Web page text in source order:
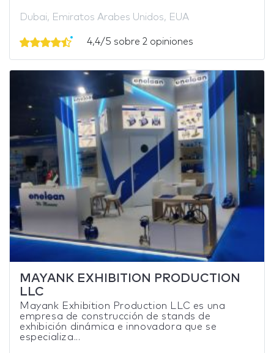
Dubai, Emiratos Arabes Unidos, EUA
4,4/5 sobre 2 opiniones
MAYANK EXHIBITION PRODUCTION
LLC
Mayank Exhibition Production LLC es una
empresa de construcción de stands de
exhibición dinámica e innovadora que se
especializa...